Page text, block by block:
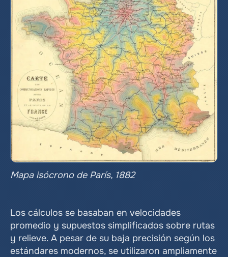
Mapa isócrono de París, 1882
Los cálculos se basaban en velocidades
promedio y supuestos simplificados sobre rutas
y relieve. A pesar de su baja precisión según los
estándares modernos, se utilizaron ampliamente